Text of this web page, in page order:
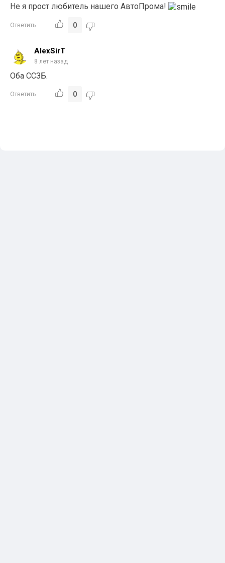
Не я прост любитель нашего АвтоПрома!
Ответить 0
AlexSirT
8 лет назад
Оба ССЗБ.
Ответить 0